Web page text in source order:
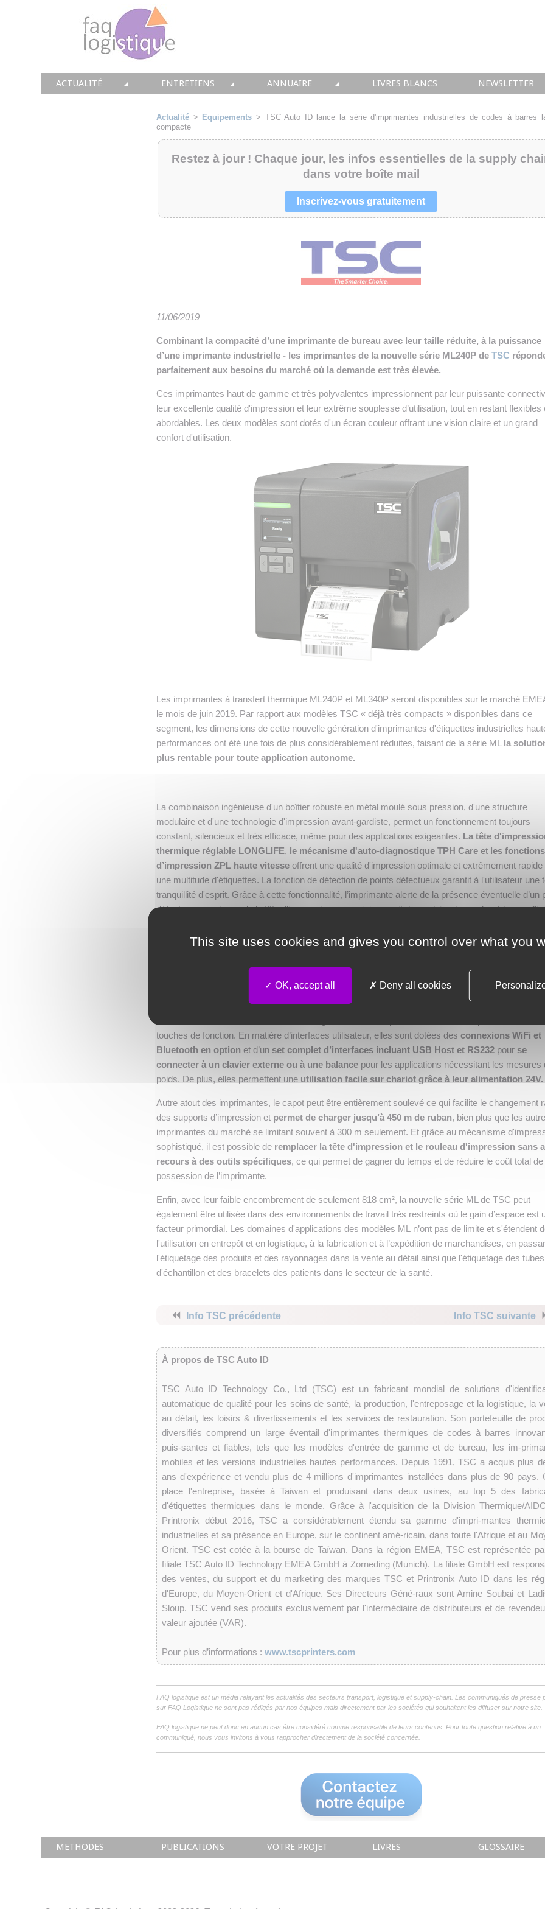
ACTUALITÉ ENTRETIENS
• TRANSPORT
• SUPPLY / CHAIN
ANNUAIRE
• SOLUTIONS
• INTEGRATION
• FORMATION
• IMMOBILIER
• INTRALOGISTIQUE
👉 INSCRIRE SA SOCIÉTÉ
LIVRES BLANCS NEWSLETTER
Actualité > Equipements > TSC Auto ID lance la série d'imprimantes industrielles de codes à barres
compacte
Restez à jour ! Chaque jour, les infos essentielles de la supply
dans votre boîte mail
Inscrivez-vous gratuitement
11/06/2019
Combinant la compacité d’une imprimante de bureau avec leur taille réduite, à la puissance
d’une imprimante industrielle - les imprimantes de la nouvelle série ML240P de TSC
parfaitement aux besoins du marché où la demande est très élevée.
Ces imprimantes haut de gamme et très polyvalentes impressionnent par leur puissante
leur excellente qualité d'impression et leur extrême souplesse d’utilisation, tout en restant flexibles
abordables. Les deux modèles sont dotés d'un écran couleur offrant une vision claire et un grand
confort d'utilisation.
Les imprimantes à transfert thermique ML240P et ML340P seront disponibles sur le marché
le mois de juin 2019. Par rapport aux modèles TSC « déjà très compacts » disponibles dans ce
segment, les dimensions de cette nouvelle génération d'imprimantes d'étiquettes industrielles
performances ont été une fois de plus considérablement réduites, faisant de la série ML la
plus rentable pour toute application autonome.
La combinaison ingénieuse d'un boîtier robuste en métal moulé sous pression, d'une structure
modulaire et d'une technologie d'impression avant-gardiste, permet un fonctionnement toujours
constant, silencieux et très efficace, même pour des applications exigeantes. La tête
thermique réglable LONGLIFE, le mécanisme d'auto-diagnostique TPH Care et les fonctions
d’impression ZPL haute vitesse offrent une qualité d'impression optimale et extrêmement rapide
une multitude d'étiquettes. La fonction de détection de points défectueux garantit à l'utilisateur une
tranquillité d'esprit. Grâce à cette fonctionnalité, l’imprimante alerte de la présence éventuelle d’un
défectueux au niveau de la tête d’impression - ce qui risquerait de produire des codes à barres
effectuée.
interfaces modernes complètes, les deux modèles se distinguent également par leur
écran
haute définition de 2,3 pouceset sont équipés de caractéristiques standards de premier choix
touches de fonction. En matière d’interfaces utilisateur, elles sont dotées des connexions WiFi et
Bluetooth en option et d’un set complet d’interfaces incluant USB Host et RS232 pour se
connecter à un clavier externe ou à une balance pour les applications nécessitant les mesures
poids. De plus, elles permettent une utilisation facile sur chariot grâce à leur alimentation 24V.
Autre atout des imprimantes, le capot peut être entièrement soulevé ce qui facilite le changement
des supports d’impression et permet de charger jusqu’à 450 m de ruban, bien plus que les
imprimantes du marché se limitant souvent à 300 m seulement. Et grâce au mécanisme
sophistiqué, il est possible de remplacer la tête d'impression et le rouleau d'impression sans
recours à des outils spécifiques, ce qui permet de gagner du temps et de réduire le coût total de
possession de l’imprimante.
Enfin, avec leur faible encombrement de seulement 818 cm², la nouvelle série ML de TSC peut
également être utilisée dans des environnements de travail très restreints où le gain d’espace est
facteur primordial. Les domaines d'applications des modèles ML n’ont pas de limite et s'étendent
l'utilisation en entrepôt et en logistique, à la fabrication et à l’expédition de marchandises, en
l'étiquetage des produits et des rayonnages dans la vente au détail ainsi que l'étiquetage des tubes
d'échantillon et des bracelets des patients dans le secteur de la santé.
⏪ Info TSC précédente Info TSC suivante
À propos de TSC Auto ID
TSC Auto ID Technology Co., Ltd (TSC) est un fabricant mondial de solutions
automatique de qualité pour les soins de santé, la production, l'entreposage et la logistique, la
au détail, les loisirs & divertissements et les services de restauration. Son portefeuille de
diversifiés comprend un large éventail d'imprimantes thermiques de codes à barres
puis-santes et fiables, tels que les modèles d'entrée de gamme et de bureau, les im-
mobiles et les versions industrielles hautes performances. Depuis 1991, TSC a acquis plus
ans d'expérience et vendu plus de 4 millions d'imprimantes installées dans plus de 90 pays.
place l'entreprise, basée à Taiwan et produisant dans deux usines, au top 5 des
d'étiquettes thermiques dans le monde. Grâce à l'acquisition de la Division Thermique/
Printronix début 2016, TSC a considérablement étendu sa gamme d'impri-mantes
industrielles et sa présence en Europe, sur le continent amé-ricain, dans toute l'Afrique et au
Orient. TSC est cotée à la bourse de Taïwan. Dans la région EMEA, TSC est représentée
filiale TSC Auto ID Technology EMEA GmbH à Zorneding (Munich). La filiale GmbH est
des ventes, du support et du marketing des marques TSC et Printronix Auto ID dans les
d'Europe, du Moyen-Orient et d'Afrique. Ses Directeurs Géné-raux sont Amine Soubai et
Sloup. TSC vend ses produits exclusivement par l'intermédiaire de distributeurs et de
valeur ajoutée (VAR).
Pour plus d’informations : www.tscprinters.com
FAQ logistique est un média relayant les actualités des secteurs transport, logistique et supply-chain. Les communiqués de presse
sur FAQ Logistique ne sont pas rédigés par nos équipes mais directement par les sociétés qui souhaitent les diffuser sur notre site.
FAQ logistique ne peut donc en aucun cas être considéré comme responsable de leurs contenus. Pour toute question relative à un
communiqué, nous vous invitons à vous rapprocher directement de la société concernée.
METHODES PUBLICATIONS VOTRE PROJET LIVRES GLOSSAIRE
This site uses cookies and gives you control over what you
OK, accept all Deny all cookies